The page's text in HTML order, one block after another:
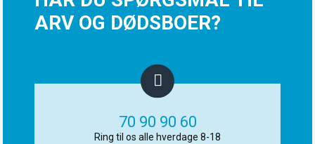
ARV OG DØDSBOER?
70 90 90 60
Ring til os alle hverdage 8-18